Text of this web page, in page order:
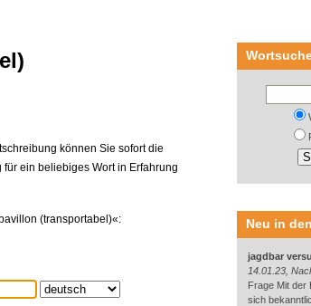
können Sie sofort die
ein beliebiges Wort in Erfahrung
(transportabel)«: Neu in
jagdbar
14.01.23,
Frage Mit der
sich